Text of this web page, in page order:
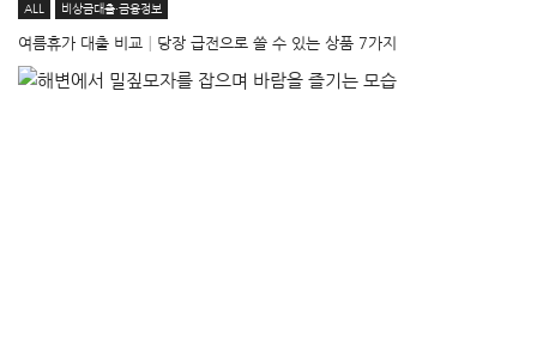
ALL 비상금대출·금융정보
여름휴가 대출 비교│당장 급전으로 쓸 수 있는 상품 7가지